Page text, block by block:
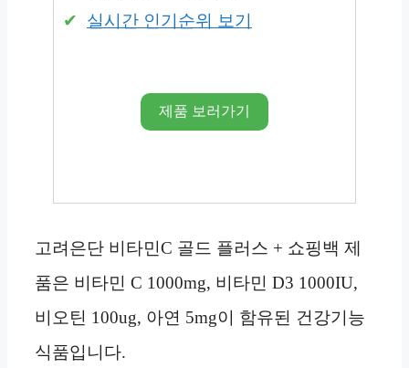
실시간 인기순위 보기
제품 보러가기
고려은단 비타민C 골드 플러스 + 쇼핑백 제
품은 비타민 C 1000mg, 비타민 D3 1000IU,
비오틴 100ug, 아연 5mg이 함유된 건강기능
식품입니다.